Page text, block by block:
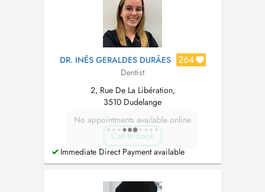
DR. INÊS GERALDES DURÃES 264
Dentist
2, Rue De La Libération,
3510 Dudelange
No appointments available online
Call to book
Immediate Direct Payment available